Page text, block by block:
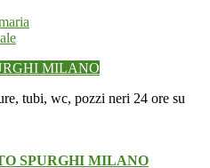
MILANO
tubi, wc, pozzi neri 24 ore su
SPURGHI MILANO